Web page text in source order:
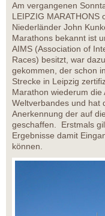
Am vergangenen
LEIPZIG MARATHONS
Niederländer John
Marathons bekannt ist
AIMS (Association of
Races) besitzt, war
gekommen, der schon
Strecke in Leipzig
Marathon wiederum
Weltverbandes und hat
Anerkennung der auf
geschaffen. Erstmals
Ergebnisse damit
können.